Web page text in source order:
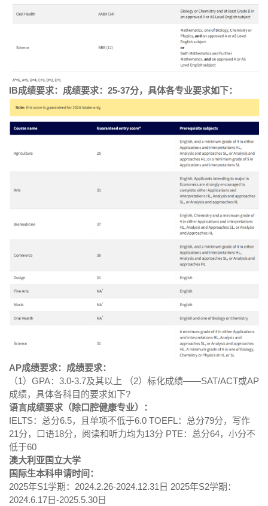
IB成绩要求：成绩要求：25-37分，具体各专业要求如下：
AP成绩要求：成绩要求：
（1）GPA：3.0-3.7及其以上 （2）标化成绩——SAT/ACT或AP
成绩，具体各科目的要求如下?
语言成绩要求（除口腔健康专业）：
IELTS：总分6.5，且单项不低于6.0 TOEFL：总分79分，写作
21分，口语18分，阅读和听力均为13分 PTE：总分64，小分不
低于60
澳大利亚国立大学
国际生本科申请时间：
2025年S1学期：2024.2.26-2024.12.31日 2025年S2学期：
2024.6.17日-2025.5.30日